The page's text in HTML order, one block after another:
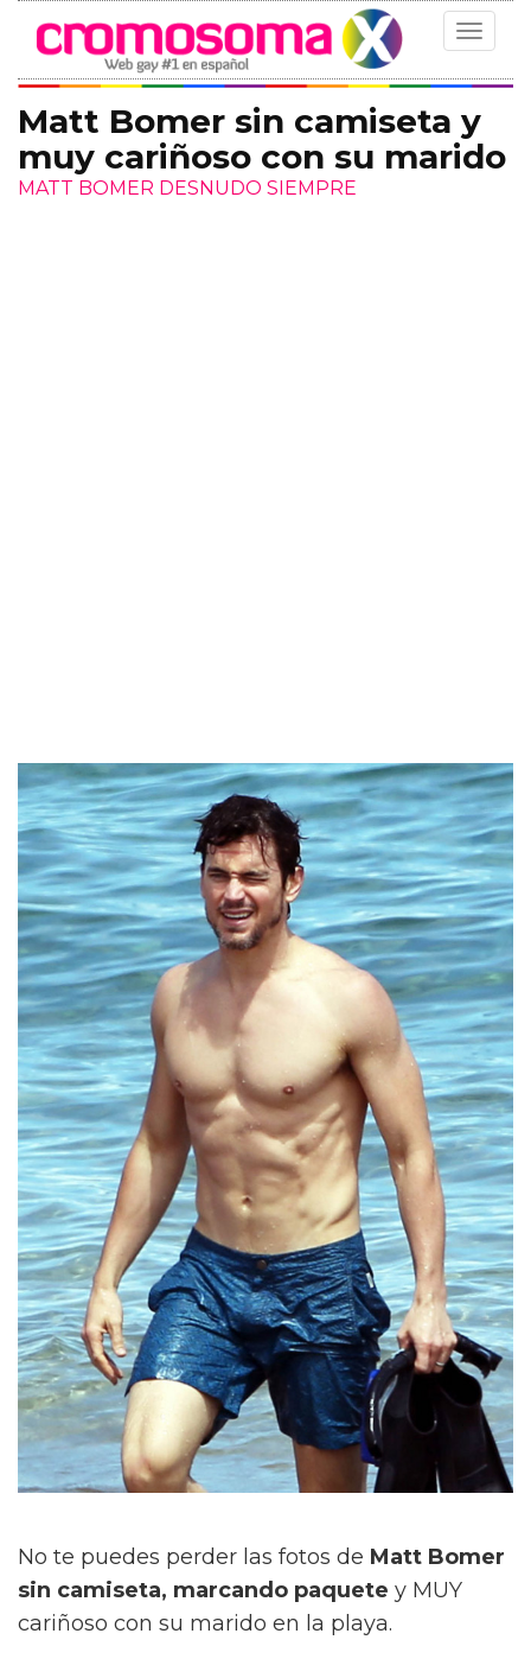
Toggle
Matt Bomer sin camiseta y
muy cariñoso con su marido
MATT BOMER DESNUDO SIEMPRE
No te puedes perder las fotos de Matt Bomer
sin camiseta, marcando paquete y MUY
cariñoso con su marido en la playa.